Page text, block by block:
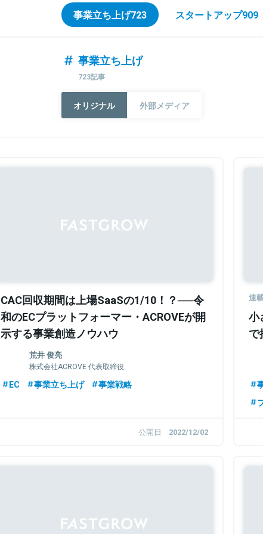
事業立ち上げ723 スタートアップ909
事業立ち上げ
723記事
オリジナル 外部メディア
CAC回収期間は上場SaaSの1/10！？──令
和のECプラットフォーマー・ACROVEが開
示する事業創造ノウハウ
荒井 俊亮
株式会社ACROVE 代表取締役
EC 事業立ち上げ 事業戦略
公開日 2022/12/02
連
小
で